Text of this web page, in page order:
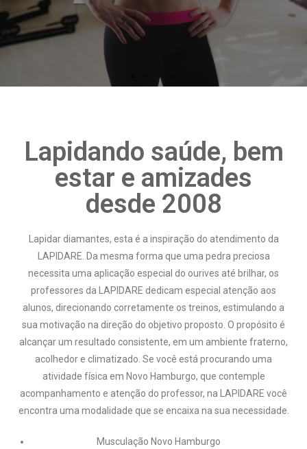
Lapidando saúde, bem
estar e amizades
desde 2008
Lapidar diamantes, esta é a inspiração do atendimento da
LAPIDARE. Da mesma forma que uma pedra preciosa
necessita uma aplicação especial do ourives até brilhar, os
professores da LAPIDARE dedicam especial atenção aos
alunos, direcionando corretamente os treinos, estimulando a
sua motivação na direção do objetivo proposto. O propósito é
alcançar um resultado consistente, em um ambiente fraterno,
acolhedor e climatizado. Se você está procurando uma
atividade física em Novo Hamburgo, que contemple
acompanhamento e atenção do professor, na LAPIDARE você
encontra uma modalidade que se encaixa na sua necessidade.
Musculação Novo Hamburgo